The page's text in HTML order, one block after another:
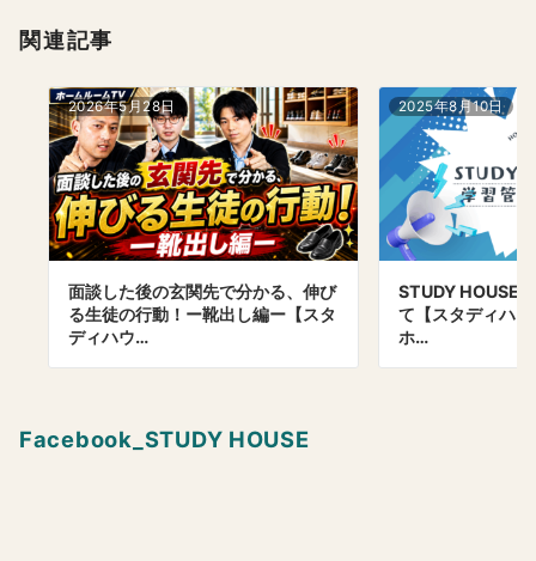
関連記事
2026年5月28日
面談した後の玄関先で分かる、伸び
る生徒の行動！ー靴出し編ー【スタ
ディハウ…
2025年8月10日
STUDY HOUSE
て【スタディハ
ホ…
Facebook_STUDY HOUSE